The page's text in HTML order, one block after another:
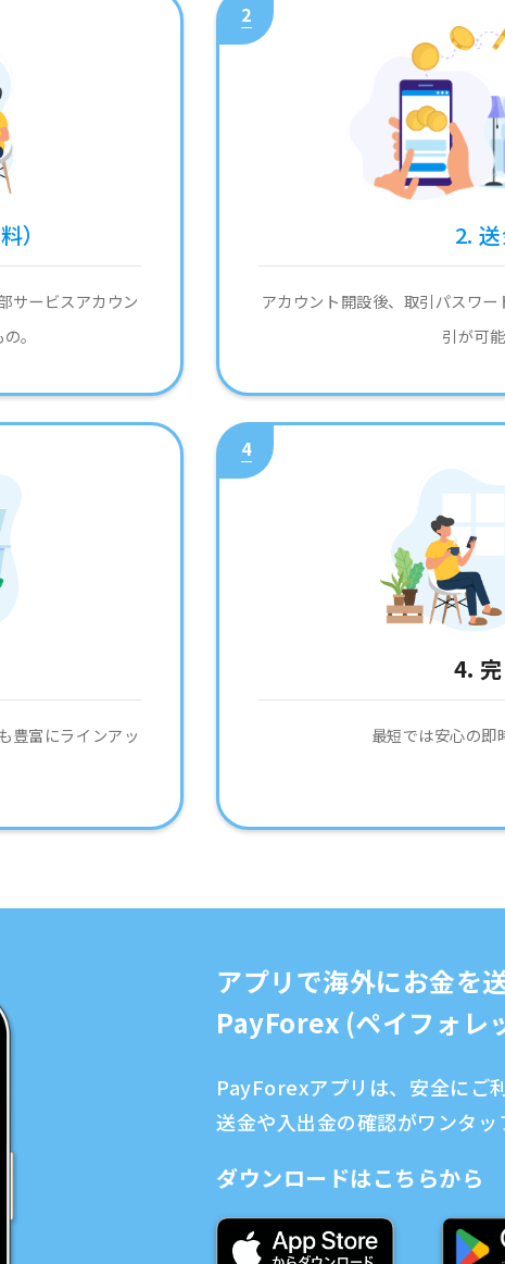
）
サービスアカウン
。
2
2.
アカウント開設後、取引パスワ
引が可能
豊富にラインアッ
4
4.
最短では安心の即
アプリで海外にお金を
PayForex (ペイフォレ
PayForexアプリは、安全にご
送金や入出金の確認がワンタッ
ダウンロードはこちらから